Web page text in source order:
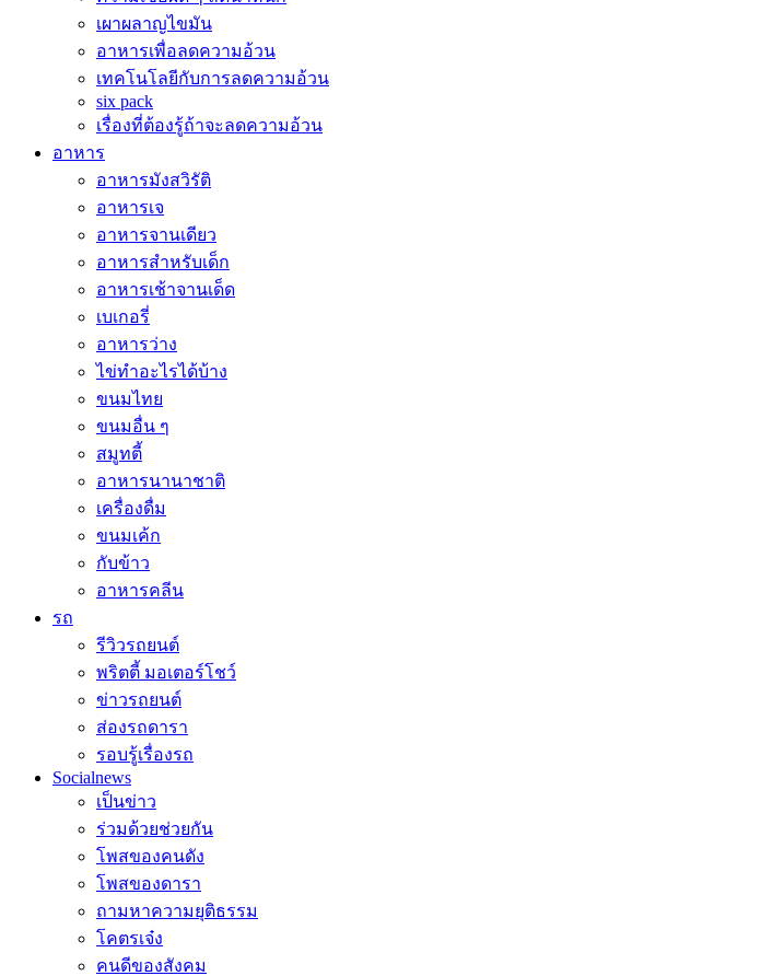
เผาผลาญไขมัน
อาหารเพื่อลดความอ้วน
เทคโนโลยีกับการลดความอ้วน
six pack
เรื่องที่ต้องรู้ถ้าจะลดความอ้วน
อาหาร
อาหารมังสวิรัติ
อาหารเจ
อาหารจานเดียว
อาหารสำหรับเด็ก
อาหารเช้าจานเด็ด
เบเกอรี่
อาหารว่าง
ไข่ทำอะไรได้บ้าง
ขนมไทย
ขนมอื่น ๆ
สมูทตี้
อาหารนานาชาติ
เครื่องดื่ม
ขนมเค้ก
กับข้าว
อาหารคลีน
รถ
รีวิวรถยนต์
พริตตี้ มอเตอร์โชว์
ข่าวรถยนต์
ส่องรถดารา
รอบรู้เรื่องรถ
Socialnews
เป็นข่าว
ร่วมด้วยช่วยกัน
โพสของคนดัง
โพสของดารา
ถามหาความยุติธรรม
โคตรเจ๋ง
คนดีของสังคม